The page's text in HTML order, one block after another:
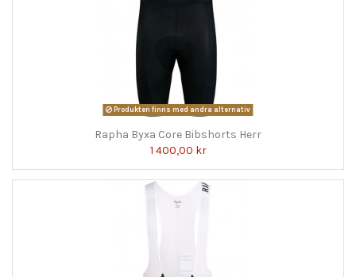
Produkten finns med andra alternativ
Rapha Byxa Core Bibshorts Herr
1 400,00 kr